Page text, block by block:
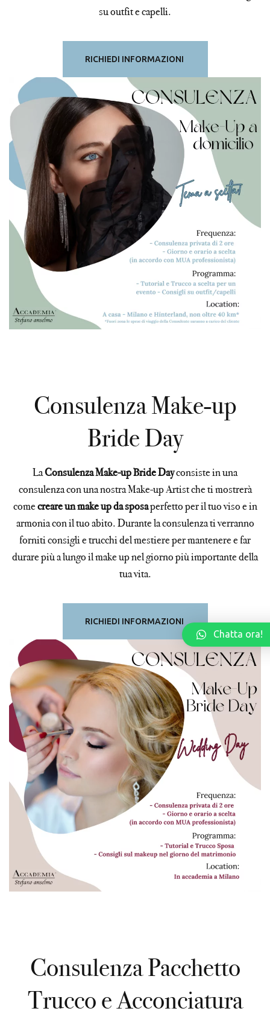
su outfit e capelli.
RICHIEDI INFORMAZIONI
Consulenza Make-up
Bride Day
LaConsulenza Make-up Bride Dayconsiste in una
consulenza con una nostra Make-up Artist che ti mostrerà
comecreare un make up da sposaperfetto per il tuo viso e in
armonia con il tuo abito. Durante la consulenza ti verranno
forniti consigli e trucchi del mestiere per mantenere e far
durare più a lungo il make up nel giorno più importante della
tua vita.
RICHIEDI INFORMAZIONI
Consulenza Pacchetto
Trucco e Acconciatura
Chatta ora!